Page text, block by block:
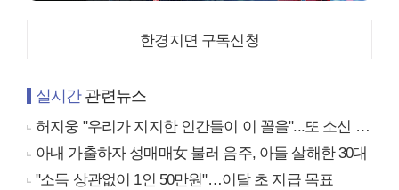
한경지면 구독신청
실시간관련뉴스
허지웅 "우리가 지지한 인간들이 이 꼴을"...또 소신 발언
아내 가출하자 성매매女 불러 음주, 아들 살해한 30대
"소득 상관없이 1인 50만원"…이달 초 지급 목표